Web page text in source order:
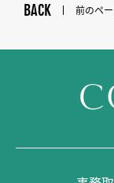
BACK 前のペ